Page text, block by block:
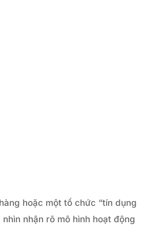
hoặc một tổ chức “tín dụng
nhận rõ mô hình hoạt động